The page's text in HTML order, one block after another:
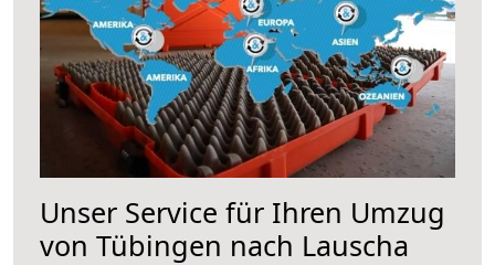
Unser Service für Ihren Umzug
von Tübingen nach Lauscha